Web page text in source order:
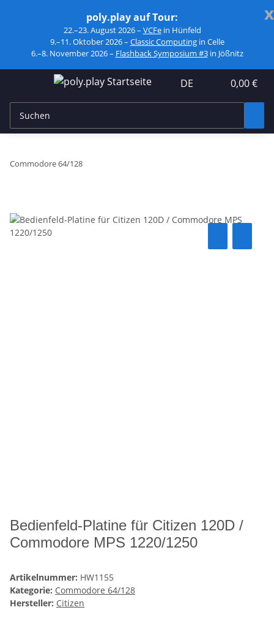
x
poly.play auf Tour:
22.–23. August 2026 – VCFein Hünfeld
9.–11. Oktober 2026 – Classic Computingin Celle
6.–8. November 2026 – Flashback Symposium #3in Jößnitz
DE 0,00 €
Commodore 64/128
Bedienfeld-Platine für Citizen 120D /
Commodore MPS 1220/1250
Artikelnummer: HW1155
Kategorie: Commodore 64/128
Hersteller: Citizen